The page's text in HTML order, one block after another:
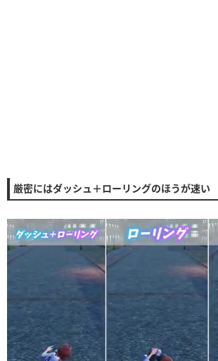
厳密にはダッシュ＋ローリングのほうが速い